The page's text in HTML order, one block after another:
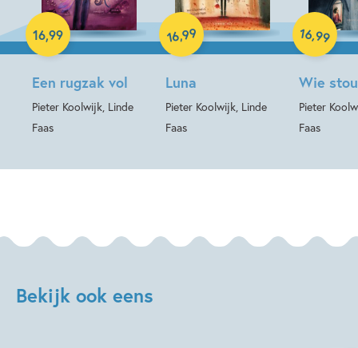
Een rugzak vol
Pieter Koolwijk, Linde
Faas
16,99
Hardcover
Luna
Pieter Koolwijk, Linde
Faas
16,99
Hardcover
Wie
Pieter
Faas
16,99
Hardcover
Bekijk ook eens